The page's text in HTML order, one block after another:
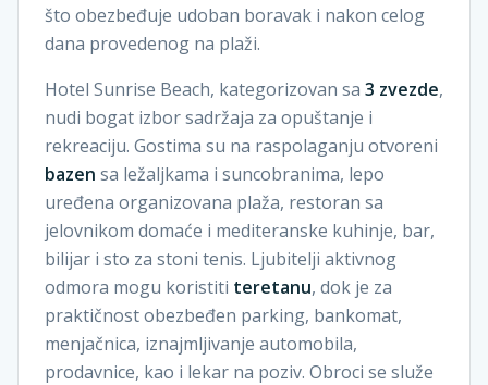
što obezbeđuje udoban boravak i nakon celog
dana provedenog na plaži.
Hotel Sunrise Beach, kategorizovan sa 3 zvezde,
nudi bogat izbor sadržaja za opuštanje i
rekreaciju. Gostima su na raspolaganju otvoreni
bazen sa ležaljkama i suncobranima, lepo
uređena organizovana plaža, restoran sa
jelovnikom domaće i mediteranske kuhinje, bar,
bilijar i sto za stoni tenis. Ljubitelji aktivnog
odmora mogu koristiti teretanu, dok je za
praktičnost obezbeđen parking, bankomat,
menjačnica, iznajmljivanje automobila,
prodavnice, kao i lekar na poziv. Obroci se služe